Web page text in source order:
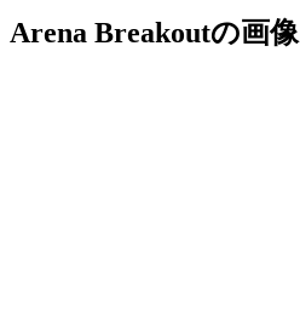
Arena Breakoutの画像